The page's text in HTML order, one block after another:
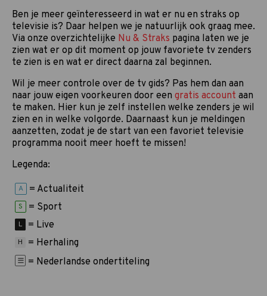
Ben je meer geïnteresseerd in wat er nu en straks op
televisie is? Daar helpen we je natuurlijk ook graag mee.
Via onze overzichtelijke Nu & Straks pagina laten we je
zien wat er op dit moment op jouw favoriete tv zenders
te zien is en wat er direct daarna zal beginnen.
Wil je meer controle over de tv gids? Pas hem dan aan
naar jouw eigen voorkeuren door een gratis account aan
te maken. Hier kun je zelf instellen welke zenders je wil
zien en in welke volgorde. Daarnaast kun je meldingen
aanzetten, zodat je de start van een favoriet televisie
programma nooit meer hoeft te missen!
Legenda:
A = Actualiteit
S = Sport
L = Live
H
= Herhaling
= Nederlandse ondertiteling